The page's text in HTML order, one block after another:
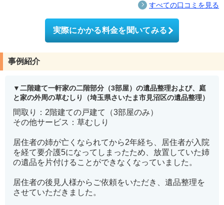
すべての口コミを見る
実際にかかる料金を聞いてみる
事例紹介
二階建て一軒家の二階部分（3部屋）の遺品整理および、庭
と家の外周の草むしり（埼玉県さいたま市見沼区の遺品整理）
間取り：2階建ての戸建て（3部屋のみ）
その他サービス：草むしり
居住者の姉が亡くなられてから2年経ち、居住者が入院
を経て要介護5になってしまったため、放置していた姉
の遺品を片付けることができなくなっていました。
居住者の後見人様からご依頼をいただき、遺品整理を
させていただきました。